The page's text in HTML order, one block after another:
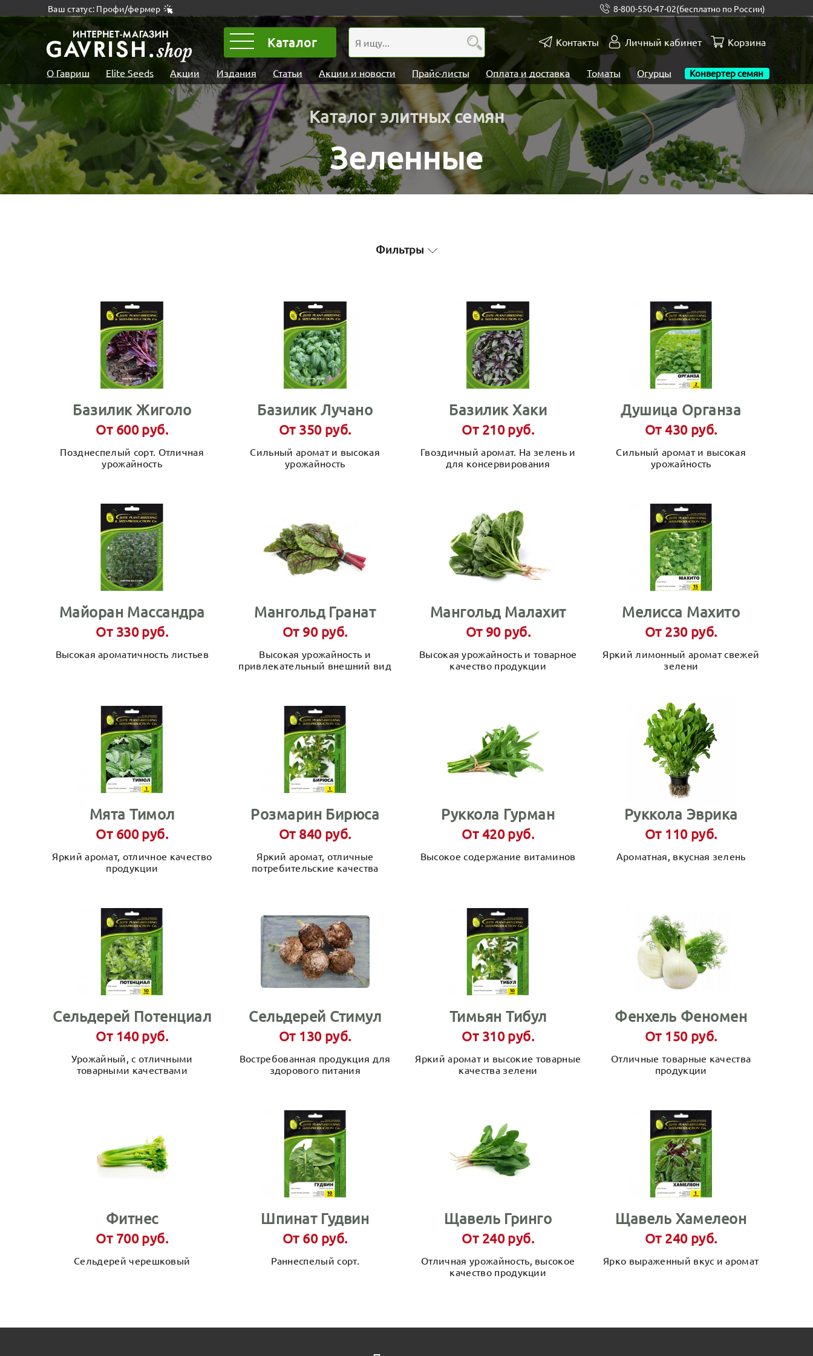
Ваш статус: Профи/фермер 8-800-550-47-02(бесплатно по России)
Каталог Контакты Личный кабинет Корзина
О Гавриш Elite Seeds Акции Издания Статьи Акции и новости Прайс-листы Оплата и доставка Томаты Огурцы Конвертер семян
Каталог элитных семян
Зеленные
Фильтры
Базилик Жиголо
От 600 руб.
Позднеспелый сорт. Отличная
урожайность
Базилик Лучано
От 350 руб.
Сильный аромат и высокая
урожайность
Базилик Хаки
От 210 руб.
Гвоздичный аромат. На зелень и
для консервирования
Душица Органза
От 430 руб.
Сильный аромат и высокая
урожайность
Майоран Массандра
От 330 руб.
Высокая ароматичность листьев
Мангольд Гранат
От 90 руб.
Высокая урожайность и
привлекательный внешний вид
Мангольд Малахит
От 90 руб.
Высокая урожайность и товарное
качество продукции
Мелисса Махито
От 230 руб.
Яркий лимонный аромат свежей
зелени
Мята Тимол
От 600 руб.
Яркий аромат, отличное качество
продукции
Розмарин Бирюса
От 840 руб.
Яркий аромат, отличные
потребительские качества
Руккола Гурман
От 420 руб.
Высокое содержание витаминов
Руккола Эврика
От 110 руб.
Ароматная, вкусная зелень
Сельдерей Потенциал
От 140 руб.
Урожайный, с отличными
товарными качествами
Сельдерей Стимул
От 130 руб.
Востребованная продукция для
здорового питания
Тимьян Тибул
От 310 руб.
Яркий аромат и высокие товарные
качества зелени
Фенхель Феномен
От 150 руб.
Отличные товарные качества
продукции
Фитнес
От 700 руб.
Сельдерей черешковый
Шпинат Гудвин
От 60 руб.
Раннеспелый сорт.
Щавель Гринго
От 240 руб.
Отличная урожайность, высокое
качество продукции
Щавель Хамелеон
От 240 руб.
Ярко выраженный вкус и аромат